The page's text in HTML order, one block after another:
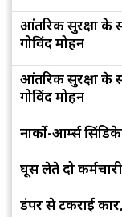
आंतरिक सुरक्षा के
गोविंद मोहन
आंतरिक सुरक्षा के
गोविंद मोहन
नार्को-आर्म्स
घूस लेते दो
डंपर से टकराई